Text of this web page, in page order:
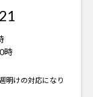
時
明けの対応になり